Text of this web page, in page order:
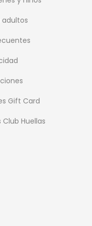
adultos
Gift Card
Huellas